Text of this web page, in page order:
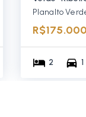
Planalto
R$175.000
2 1